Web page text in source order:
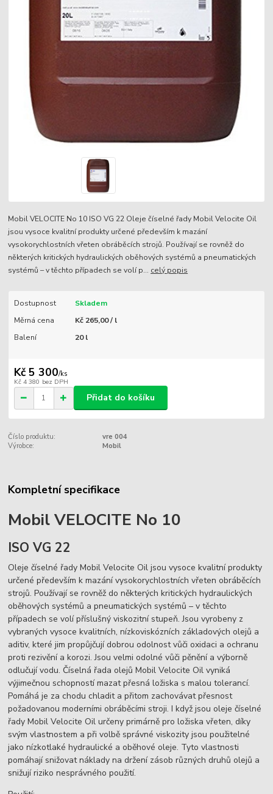
Mobil VELOCITE No 10 ISO VG 22 Oleje číselné řady Mobil Velocite Oil
jsou vysoce kvalitní produkty určené především k mazání
vysokorychlostních vřeten obráběcích strojů. Používají se rovněž do
některých kritických hydraulických oběhových systémů a pneumatických
systémů – v těchto případech se volí p... celý popis
Dostupnost
Skladem
Měrná cena
Kč 265,00 / l
Balení
20 l
Kč 5 300/ks
Kč 4 380 bez DPH
Přidat do košíku
Číslo produktu:
vre 004
Výrobce:
Mobil
Kompletní specifikace
Mobil VELOCITE No 10
ISO VG 22
Oleje číselné řady Mobil Velocite Oil jsou vysoce kvalitní produkty
určené především k mazání vysokorychlostních vřeten obráběcích
strojů. Používají se rovněž do některých kritických hydraulických
oběhových systémů a pneumatických systémů – v těchto
případech se volí příslušný viskozitní stupeň. Jsou vyrobeny z
vybraných vysoce kvalitních, nízkoviskózních základových olejů a
aditiv, které jim propůjčují dobrou odolnost vůči oxidaci a ochranu
proti rezivění a korozi. Jsou velmi odolné vůči pěnění a výborně
odlučují vodu. Číselná řada olejů Mobil Velocite Oil vyniká
výjimečnou schopností mazat přesná ložiska s malou tolerancí.
Pomáhá je za chodu chladit a přitom zachovávat přesnost
požadovanou moderními obráběcími stroji. I když jsou oleje číselné
řady Mobil Velocite Oil určeny primárně pro ložiska vřeten, díky
svým vlastnostem a při volbě správné viskozity jsou použitelné
jako nízkotlaké hydraulické a oběhové oleje. Tyto vlastnosti
pomáhají snižovat náklady na držení zásob různých druhů olejů a
snižují riziko nesprávného použití.